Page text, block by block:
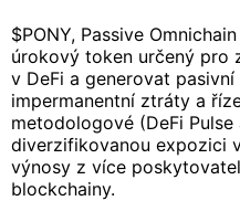
$PONY, Passive
úrokový token určený pro
v DeFi a generovat
impermanentní ztráty a
metodologové (DeFi Pulse
diverzifikovanou expozici
výnosy z více
blockchainy.